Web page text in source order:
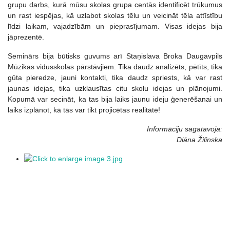
grupu darbs, kurā mūsu skolas grupa centās identificēt trūkumus
un rast iespējas, kā uzlabot skolas tēlu un veicināt tēla attīstību
līdzi laikam, vajadzībām un pieprasījumam. Visas idejas bija
jāprezentē.
Seminārs bija būtisks guvums arī Staņislava Broka Daugavpils
Mūzikas vidusskolas pārstāvjiem. Tika daudz analizēts, pētīts, tika
gūta pieredze, jauni kontakti, tika daudz spriests, kā var rast
jaunas idejas, tika uzklausītas citu skolu idejas un plānojumi.
Kopumā var secināt, ka tas bija laiks jaunu ideju ģenerēšanai un
laiks izplānot, kā tās var tikt projicētas realitātē!
Informāciju sagatavoja:
Diāna Žilinska